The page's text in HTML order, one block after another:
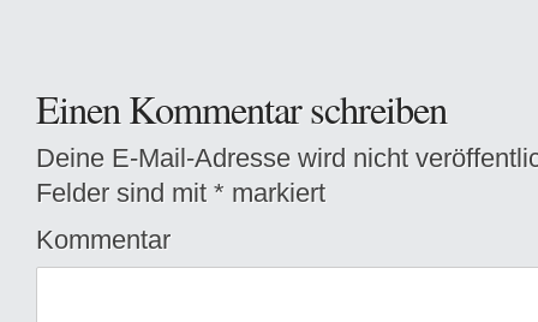
Einen Kommentar schreiben
Deine E-Mail-Adresse wird nicht
Felder sind mit * markiert
Kommentar